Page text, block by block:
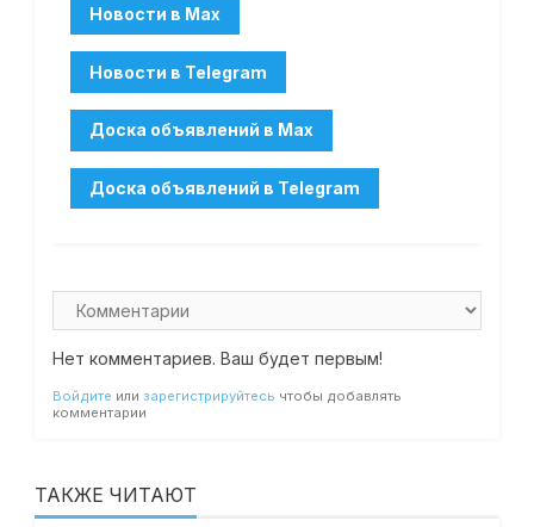
Нет комментариев. Ваш будет первым!
Войдите или зарегистрируйтесь чтобы добавлять
комментарии
ТАКЖЕ ЧИТАЮТ